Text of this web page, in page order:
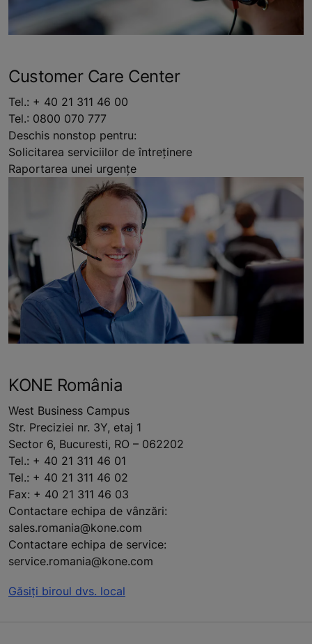
Customer Care Center
Tel.: + 40 21 311 46 00
Tel.: 0800 070 777
Deschis nonstop pentru:
Solicitarea serviciilor de întreținere
Raportarea unei urgențe
KONE România
West Business Campus
Str. Preciziei nr. 3Y, etaj 1
Sector 6, Bucuresti, RO – 062202
Tel.: + 40 21 311 46 01
Tel.: + 40 21 311 46 02
Fax: + 40 21 311 46 03
Contactare echipa de vânzări:
sales.romania@kone.com
Contactare echipa de service:
service.romania@kone.com
Găsiți biroul dvs. local